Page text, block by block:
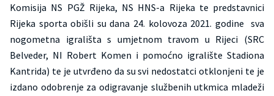
Komisija NS PGŽ Rijeka, NS HNS-a Rijeka te predstavnici
Rijeka sporta obišli su dana 24. kolovoza 2021. godine sva
nogometna igrališta s umjetnom travom u Rijeci (SRC
Belveder, NI Robert Komen i pomoćno igralište Stadiona
Kantrida) te je utvrđeno da su svi nedostatci otklonjeni te je
izdano odobrenje za odigravanje službenih utkmica mladeži